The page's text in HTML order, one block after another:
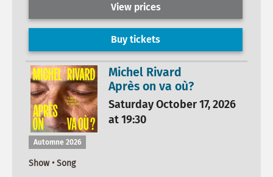
View prices
Buy tickets
Michel Rivard
Après on va où?
Saturday October 17, 2026
at 19:30
Automne 2026
Show • Song